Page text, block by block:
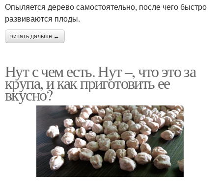
Опыляется дерево самостоятельно, после чего быстро
развиваются плоды.
читать дальше →
Нут с чем есть. Нут –, что это за
крупа, и как приготовить ее
вкусно?